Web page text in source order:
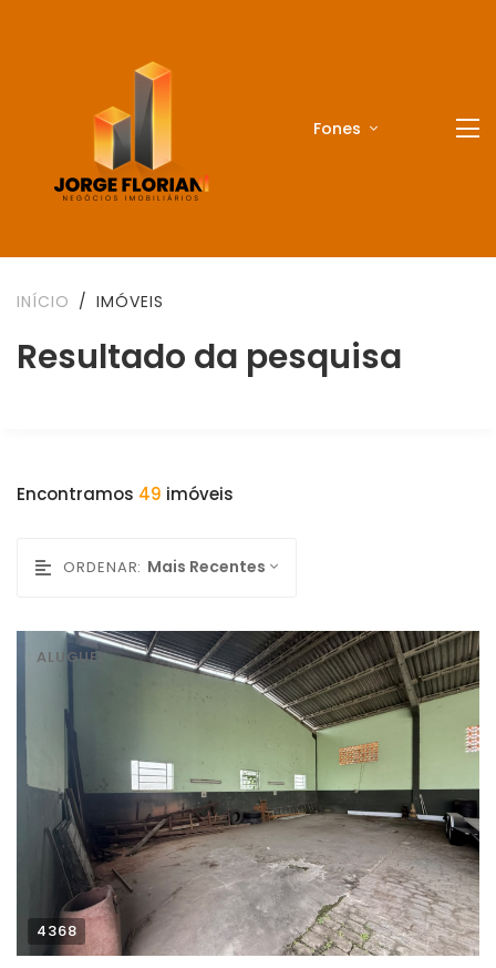
Fones
INÍCIO IMÓVEIS
Resultado da pesquisa
Encontramos 49 imóveis
ORDENAR: Mais Recentes
ALUGUEL
4368